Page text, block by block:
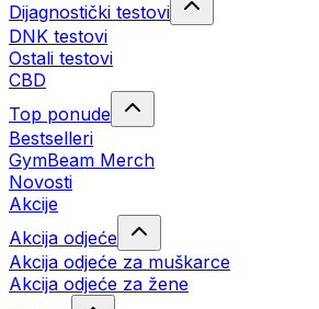
Dijagnostički testovi
DNK testovi
Ostali testovi
CBD
Top ponude
Bestselleri
GymBeam Merch
Novosti
Akcije
Akcija odjeće
Akcija odjeće za muškarce
Akcija odjeće za žene